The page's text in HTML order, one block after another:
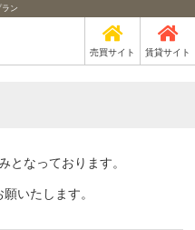
ン
売買サイト 賃貸サイト
となっております。
いたします。